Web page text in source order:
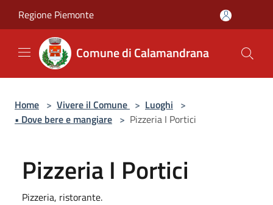
Regione Piemonte
Comune di Calamandrana
Home > Vivere il Comune > Luoghi >
• Dove bere e mangiare > Pizzeria I Portici
Pizzeria I Portici
Pizzeria, ristorante.